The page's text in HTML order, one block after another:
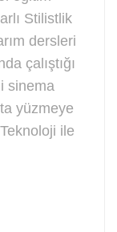
Stilistlik
dersleri
çalıştığı
sinema
yüzmeye
ile